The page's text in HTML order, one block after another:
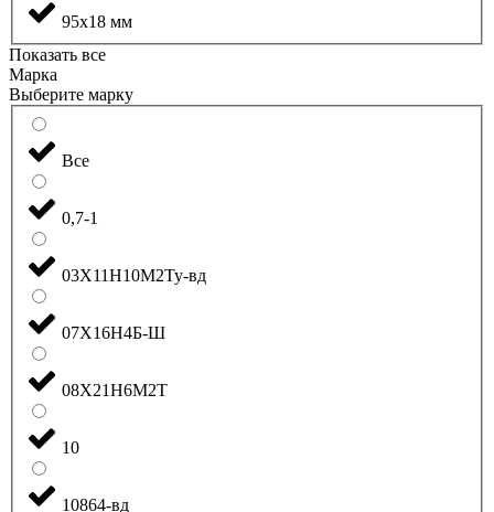
95x18 мм
Показать все
Марка
Выберите марку
Все
0,7-1
03Х11Н10М2Ту-вд
07Х16Н4Б-Ш
08Х21Н6М2Т
10
10864-вд